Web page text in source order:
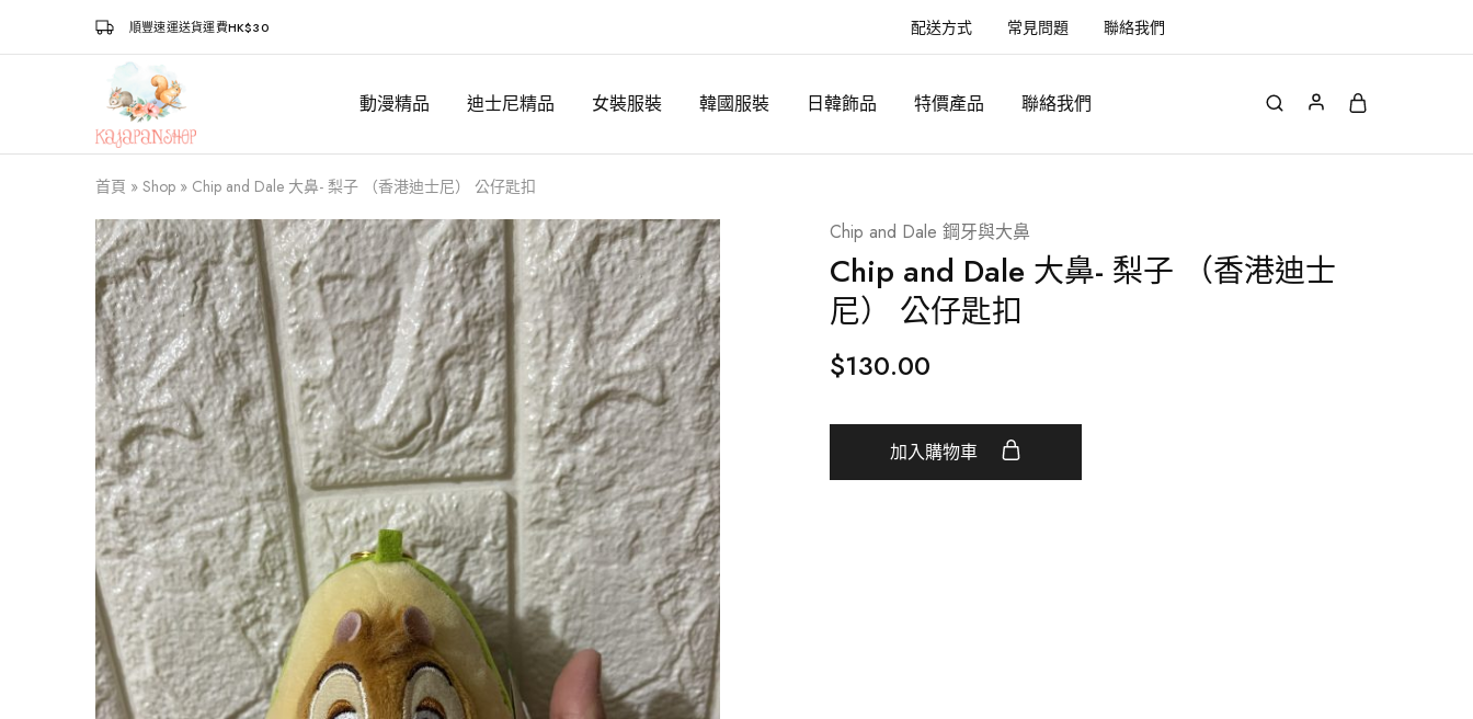
順豐速運送貨運費HK$30 配送方式 常見問題 聯絡我們
Kajapanshop
日
韓
百
貨
店
動漫精品 迪士尼精品 女裝服裝 韓國服裝 日韓飾品 特價產品 聯絡我們
首頁 » Shop » Chip and Dale 大鼻- 梨子 （香港迪士尼） 公仔匙扣
Chip and Dale 鋼牙與大鼻
Chip and Dale 大鼻- 梨子 （香港迪士
尼） 公仔匙扣
$130.00
加入購物車